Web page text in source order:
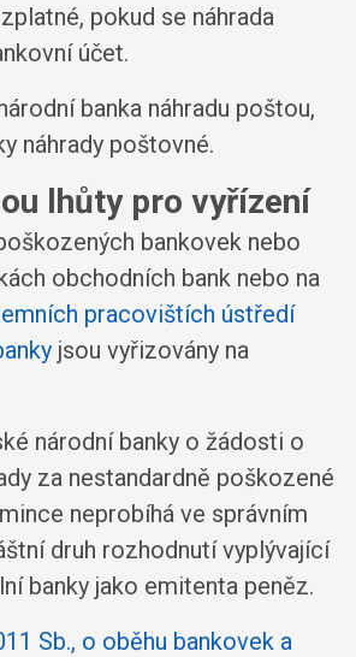
pokud se náhrada
účet.
banka náhradu poštou,
náhrady poštovné.
lhůty pro vyřízení
bankovek nebo
obchodních bank nebo na
pracovištích ústředí
jsou vyřizovány na
národní banky o žádosti o
za nestandardně poškozené
neprobíhá ve správním
druh rozhodnutí vyplývající
banky jako emitenta peněz.
Sb., o oběhu bankovek a